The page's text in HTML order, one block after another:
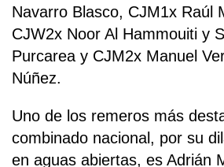
Navarro Blasco, CJM1x Raúl
CJW2x Noor Al Hammouiti y
Purcarea y CJM2x Manuel
Núñez.
Uno de los remeros más
combinado nacional, por su
en aguas abiertas, es Adrián